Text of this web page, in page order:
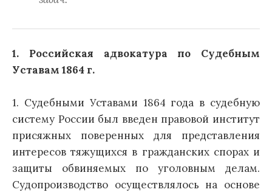
1. Российская адвокатура по Судебным
Уставам 1864 г.
1. Судебными Уставами 1864 года в судебную
систему России был введен правовой институт
присяжных поверенных для представления
интересов тяжущихся в гражданских спорах и
защиты обвиняемых по уголовным делам.
Судопроизводство осуществлялось на основе